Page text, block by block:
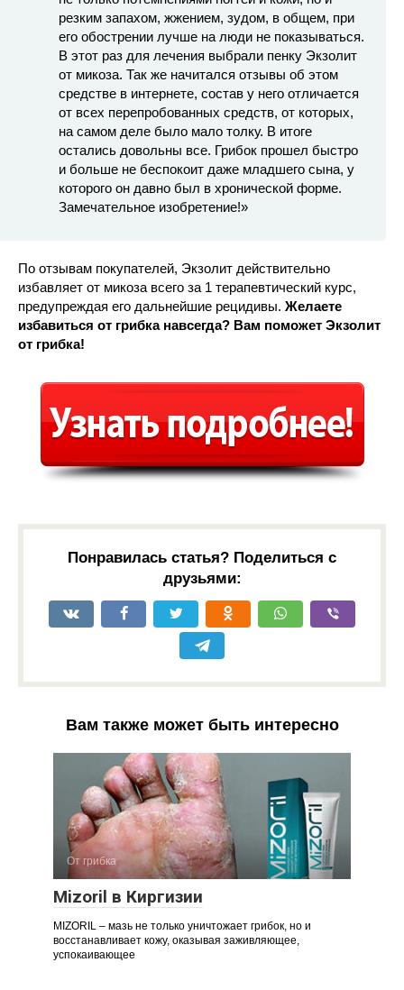
резким запахом, жжением, зудом, в общем, при
его обострении лучше на люди не показываться.
В этот раз для лечения выбрали пенку Экзолит
от микоза. Так же начитался отзывы об этом
средстве в интернете, состав у него отличается
от всех перепробованных средств, от которых,
на самом деле было мало толку. В итоге
остались довольны все. Грибок прошел быстро
и больше не беспокоит даже младшего сына, у
которого он давно был в хронической форме.
Замечательное изобретение!»
По отзывам покупателей, Экзолит действительно
избавляет от микоза всего за 1 терапевтический курс,
предупреждая его дальнейшие рецидивы. Желаете
избавиться от грибка навсегда? Вам поможет Экзолит
от грибка!
Понравилась статья? Поделиться с
друзьями:
Вам также может быть интересно
От грибка
Mizoril в Киргизии
MIZORIL – мазь не только уничтожает грибок, но и
восстанавливает кожу, оказывая заживляющее,
успокаивающее